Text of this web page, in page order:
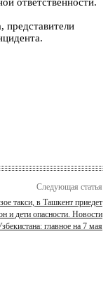
представители
Следующая статья
такси, в Ташкент приедет
и дети опасности. Новости
главное на 7 мая